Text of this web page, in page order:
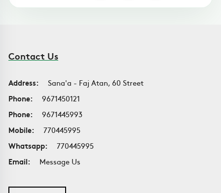
Contact Us
Address:
Sana'a - Faj Atan, 60 Street
Phone:
9671450121
Phone:
9671445993
Mobile:
770445995
Whatsapp:
770445995
Email:
Message Us